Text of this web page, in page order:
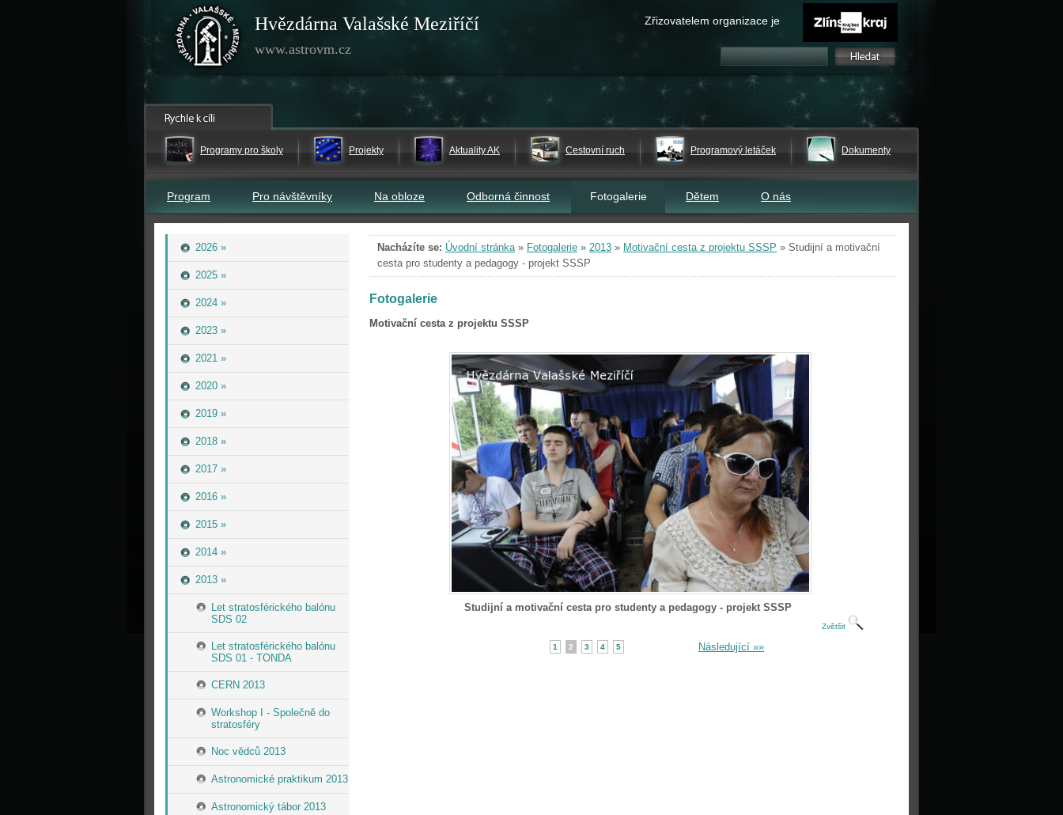
Hvězdárna Valašské Meziříčí
www.astrovm.cz
Zřizovatelem organizace je
Programy pro školy Projekty Aktuality AK Cestovní ruch Programový letáček Dokumenty
Program Pro návštěvníky Na obloze Odborná činnost Fotogalerie Dětem O nás
2026 »
2025 »
2024 »
2023 »
2021 »
2020 »
2019 »
2018 »
2017 »
2016 »
2015 »
2014 »
2013 »
Let stratosférického balónu
SDS 02
Let stratosférického balónu
SDS 01 - TONDA
CERN 2013
Workshop I - Společně do
stratosféry
Noc vědců 2013
Astronomické praktikum 2013
Astronomický tábor 2013
Nacházíte se: Úvodní stránka» Fotogalerie » 2013 » Motivační cesta z projektu SSSP » Studijní a motivační
cesta pro studenty a pedagogy - projekt SSSP
Fotogalerie
Motivační cesta z projektu SSSP
Studijní a motivační cesta pro studenty a pedagogy - projekt SSSP
Zvětšit
1 2 3 4 5 Následující »»